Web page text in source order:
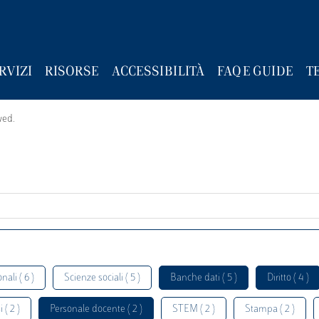
RISORSE ACCESSIBILITÀ FAQ E GUIDE
( 6 ) Scienze sociali ( 5 ) Banche dati ( 5 ) Diritto ( 4 )
( 2 ) Personale docente ( 2 ) STEM ( 2 ) Stampa ( 2 )